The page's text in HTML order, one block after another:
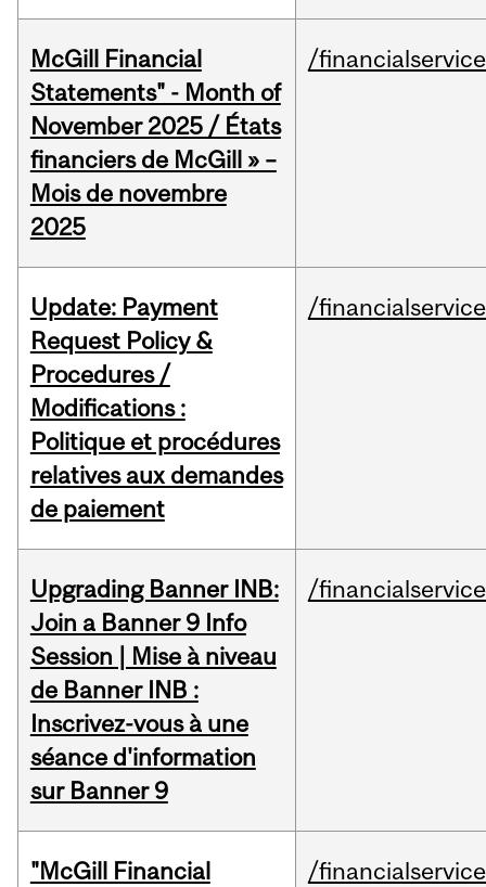
McGill Financial
Statements" - Month of
November 2025 / États
financiers de McGill » –
Mois de novembre
2025
/
Update: Payment
Request Policy &
Procedures /
Modifications :
Politique et procédures
relatives aux demandes
de paiement
/
Upgrading Banner INB:
Join a Banner 9 Info
Session | Mise à niveau
de Banner INB :
Inscrivez-vous à une
séance d'information
sur Banner 9
/
"McGill Financial
/